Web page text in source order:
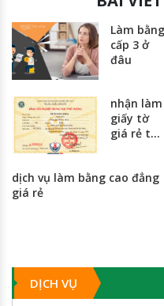
Làm bằng
cấp 3 ở
đâu
nhận làm
giấy tờ
giá rẻ tại
phố hồ
dịch vụ làm bằng cao đẳng
giá rẻ
DỊCH VỤ